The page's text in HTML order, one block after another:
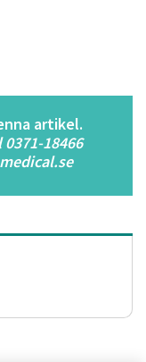
artikel.
18466